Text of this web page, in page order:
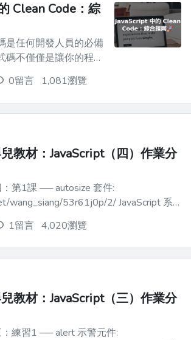
Clean Code：綜
是任何開發人員的必備
碼不僅僅是讓你的程式
味著讓它優雅、有效
其他開發人員（包括你
輕鬆理解和維護。在本
將探討編寫乾淨
原則和最佳實務。 什
------...
0留言 1,081瀏覽
教材：JavaScript（四）作業分
：第1課 ── autosize 套件:
53r61j0p/2/ JavaScript 系
lazyload 套件
wan...
1留言 4,020瀏覽
教材：JavaScript（三）作業分
：練習1 ── alert 示警元件: